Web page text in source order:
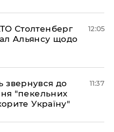
Столтенберг
Альянсу щодо
12:05
звернувся до
"пекельних
Україну"
11:37